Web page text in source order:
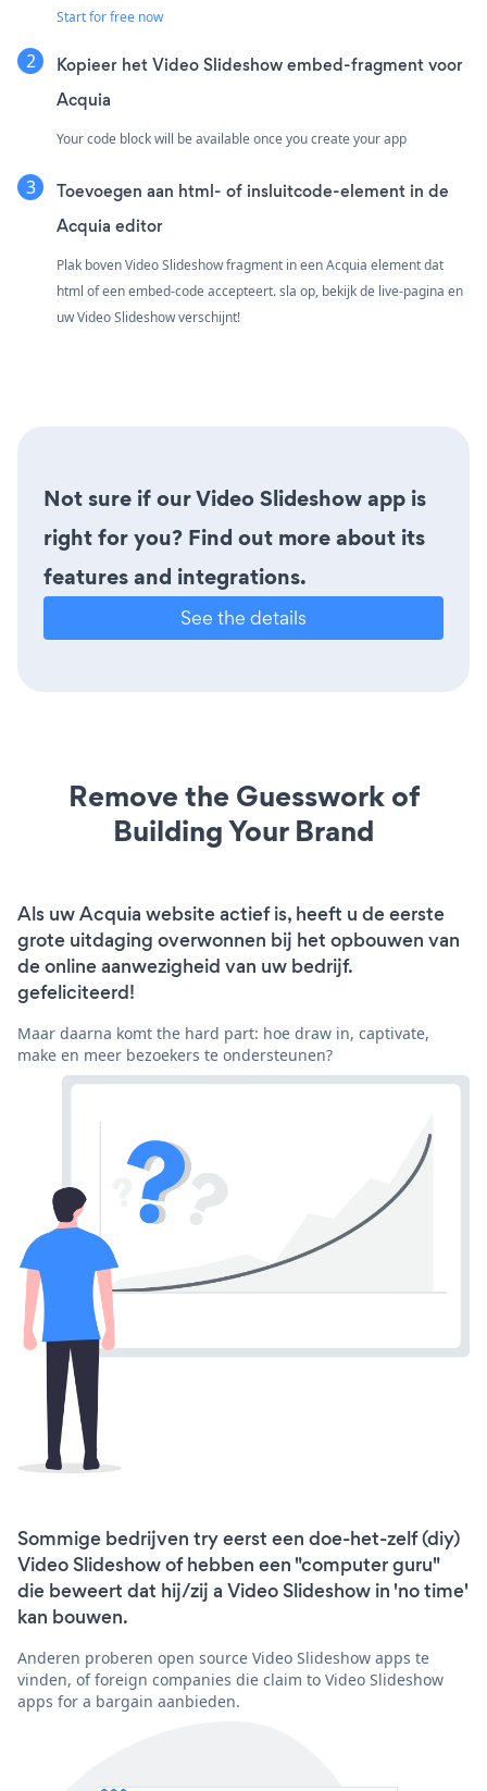
Start for free now
Kopieer het Video Slideshow embed-fragment voor
Acquia
Your code block will be available once you create your app
Toevoegen aan html- of insluitcode-element in de
Acquia editor
Plak boven Video Slideshow fragment in een Acquia element dat
html of een embed-code accepteert. sla op, bekijk de live-pagina en
uw Video Slideshow verschijnt!
Not sure if our Video Slideshow app is
right for you? Find out more about its
features and integrations.
See the details
Remove the Guesswork of
Building Your Brand
Als uw Acquia website actief is, heeft u de eerste
grote uitdaging overwonnen bij het opbouwen van
de online aanwezigheid van uw bedrijf.
gefeliciteerd!
Maar daarna komt the hard part: hoe draw in, captivate,
make en meer bezoekers te ondersteunen?
Sommige bedrijven try eerst een doe-het-zelf (diy)
Video Slideshow of hebben een "computer guru"
die beweert dat hij/zij a Video Slideshow in 'no time'
kan bouwen.
Anderen proberen open source Video Slideshow apps te
vinden, of foreign companies die claim to Video Slideshow
apps for a bargain aanbieden.